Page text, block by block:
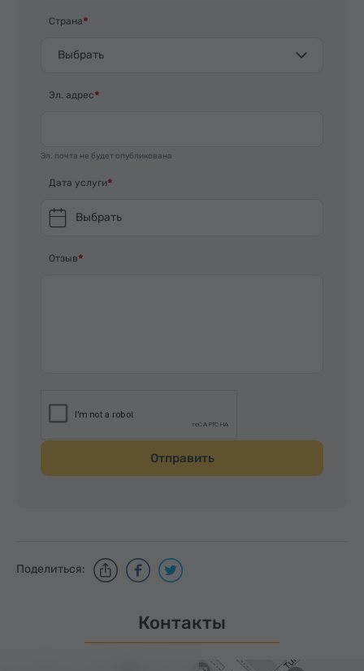
Страна
Выбрать
Эл. адрес
Эл. почта не будет опубликована
Дата услуги
Выбрать
Отзыв
Отправить
Поделиться:
Контакты